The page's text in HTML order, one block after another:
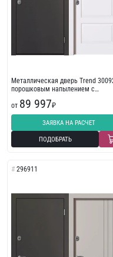
Металлическая дверь Trend
порошковым напылением с
фрезеровкой
от 89 997₽
ЗАЯВКА НА РАСЧЕТ
ПОДОБРАТЬ
296911